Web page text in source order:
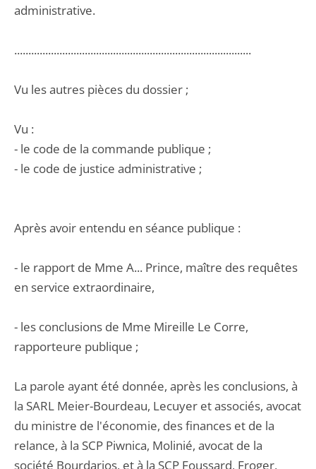
administrative.
....................................................................................
Vu les autres pièces du dossier ;
Vu :
- le code de la commande publique ;
- le code de justice administrative ;
Après avoir entendu en séance publique :
- le rapport de Mme A... Prince, maître des requêtes
en service extraordinaire,
- les conclusions de Mme Mireille Le Corre,
rapporteure publique ;
La parole ayant été donnée, après les conclusions, à
la SARL Meier-Bourdeau, Lecuyer et associés, avocat
du ministre de l'économie, des finances et de la
relance, à la SCP Piwnica, Molinié, avocat de la
société Bourdarios, et à la SCP Foussard, Froger,